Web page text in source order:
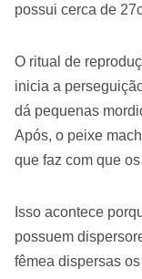
possui cerca de
O ritual de
inicia a
dá pequenas
Após, o peixe
que faz com que
Isso acontece
possuem
fêmea dispersas